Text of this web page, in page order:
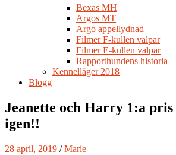
Bexas MH
Argos MT
Argo appellydnad
Filmer F-kullen valpar
Filmer E-kullen valpar
Rapporthundens historia
Kennelläger 2018
Blogg
Jeanette och Harry 1:a
igen!!
28 april, 2019 /Marie